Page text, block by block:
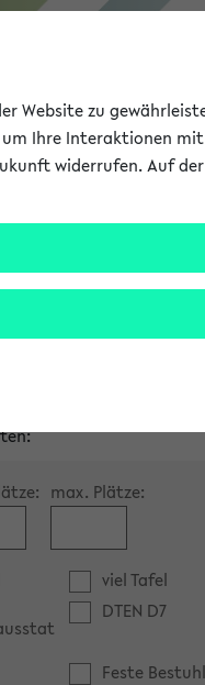
max. Plätze:
viel Tafel
DTEN D7
Feste
Website zu
Ihre Interaktionen
widerrufen. Auf